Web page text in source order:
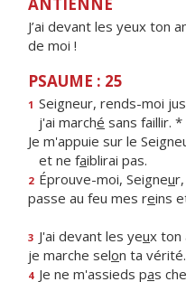
J’ai devant les yeux ton
de moi !
PSAUME : 25
1 Seigneur, rends-moi
j'ai marché sans faillir. *
Je m'appuie sur le
et ne faiblirai pas.
2 Éprouve-moi, Seigneu
passe au feu mes reins
3 J'ai devant les yeux ton
je marche selon ta vérité.
4 Je ne m'assieds pas